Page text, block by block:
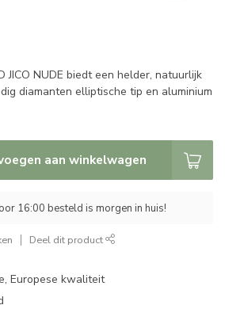
JICO NUDE biedt een helder, natuurlijk
diamanten elliptische tip en aluminium
aan winkelwagen
16:00 besteld is morgen in huis!
Deel dit product
Europese kwaliteit